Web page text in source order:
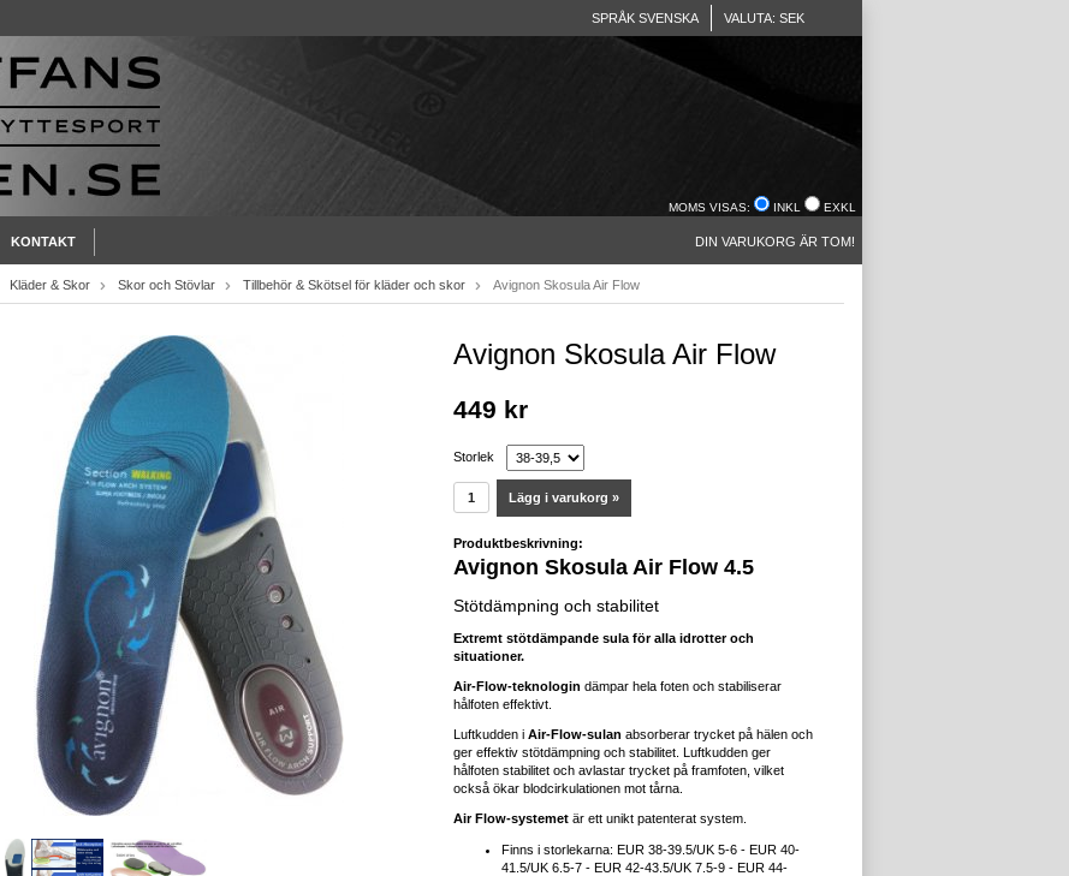
SPRÅK SVENSKA VALUTA: SEK
MOMS VISAS: INKL EXKL
KONTAKT DIN VARUKORG ÄR TOM!
Kläder & Skor Skor och Stövlar Tillbehör & Skötsel för kläder och skor Avignon Skosula Air Flow
Avignon Skosula Air Flow
449 kr
Storlek
Lägg i varukorg »
Produktbeskrivning:
Avignon Skosula Air Flow 4.5
Stötdämpning och stabilitet
Extremt stötdämpande sula för alla idrotter och
situationer.
Air-Flow-teknologin dämpar hela foten och stabiliserar
hålfoten effektivt.
Luftkudden i Air-Flow-sulan absorberar trycket på hälen och
ger effektiv stötdämpning och stabilitet. Luftkudden ger
hålfoten stabilitet och avlastar trycket på framfoten, vilket
också ökar blodcirkulationen mot tårna.
Air Flow-systemet är ett unikt patenterat system.
Finns i storlekarna: EUR 38-39.5/UK 5-6 - EUR 40-
41.5/UK 6.5-7 - EUR 42-43.5/UK 7.5-9 - EUR 44-